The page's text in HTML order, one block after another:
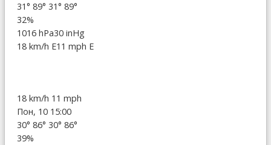
31° 89° 31° 89°
32%
1016 hPa30 inHg
18 km/h E11 mph E
18 km/h 11 mph
Пон, 10 15:00
30° 86° 30° 86°
39%